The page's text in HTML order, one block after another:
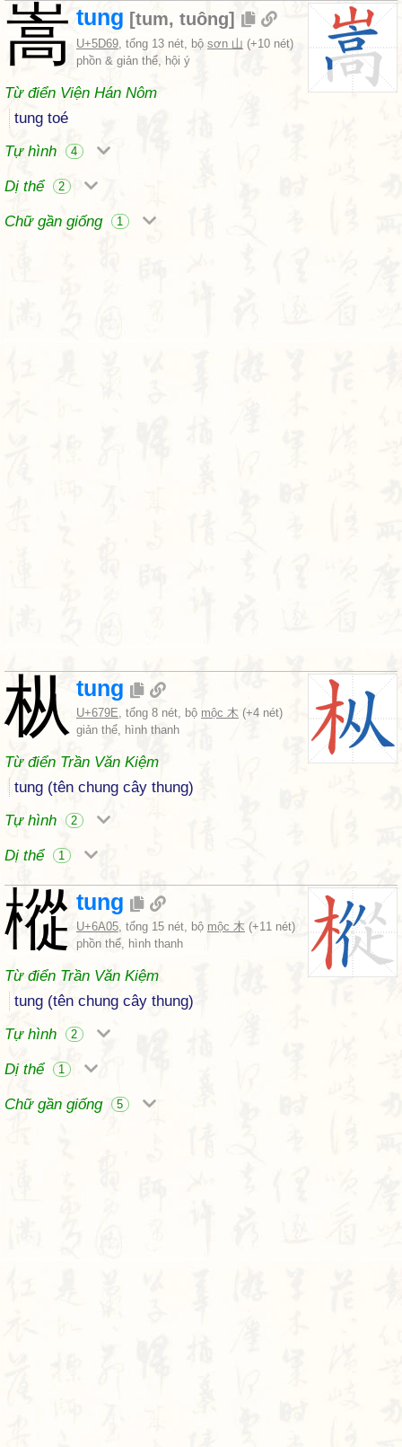
嵩 tung [tum, tuông]
U+5D69, tổng 13 nét, bộ sơn 山 (+10 nét)
phồn & giản thể, hội ý
Từ điển Viện Hán Nôm
tung toé
Tự hình
4
Dị thể 2
Chữ gần giống 1
枞 tung
U+679E, tổng 8 nét, bộ mộc 木 (+4 nét)
giản thể, hình thanh
Từ điển Trần Văn Kiệm
tung (tên chung cây thung)
Tự hình
2
Dị thể 1
樅 tung
U+6A05, tổng 15 nét, bộ mộc 木 (+11 nét)
phồn thể, hình thanh
Từ điển Trần Văn Kiệm
tung (tên chung cây thung)
Tự hình
2
Dị thể 1
Chữ gần giống 5